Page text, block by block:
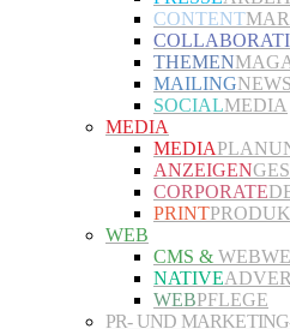
CONTENT
THEMEN
MAILINGNEWS
SOCIALMEDIA
MEDIA
MEDIA
ANZEIGEN
CORPORATE
PRINT
WEB
CMS &
NATIVE
WEBPFLEGE
PR- UND